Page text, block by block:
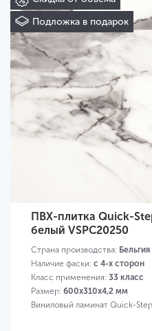
Подложка в подарок
ПВХ-плитка Quick-
белый VSPC20250
Страна производства: Бельгия
Наличие фаски: с 4-х сторон
Класс применения: 33 класс
Размер: 600х310х4,2 мм
Виниловый ламинат Quick-